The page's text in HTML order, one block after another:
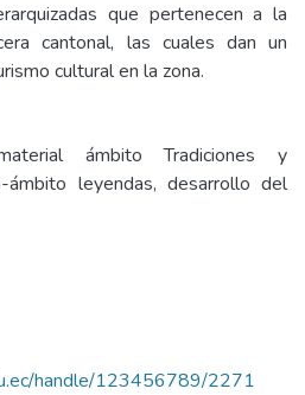
que pertenecen a la
cantonal, las cuales dan un
cultural en la zona.
ámbito Tradiciones y
ámbito leyendas, desarrollo del
handle/123456789/2271